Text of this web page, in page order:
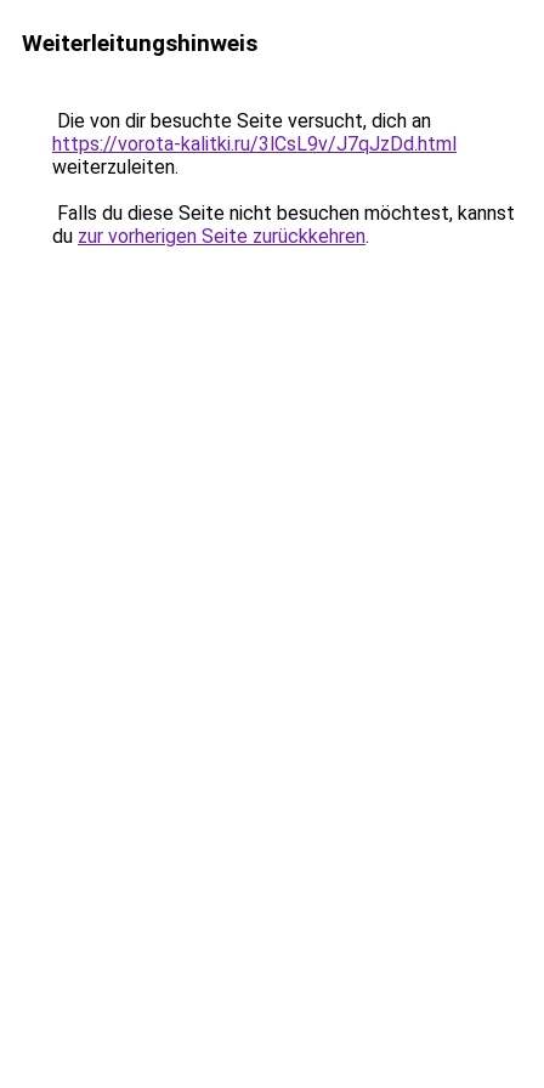
Weiterleitungshinweis
Die von dir besuchte Seite versucht, dich an
https://vorota-kalitki.ru/3lCsL9v/J7qJzDd.html
weiterzuleiten.
Falls du diese Seite nicht besuchen möchtest, kannst
du zur vorherigen Seite zurückkehren.